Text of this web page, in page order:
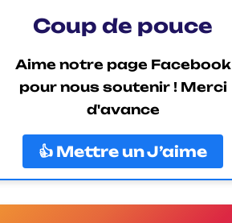
Coup de pouce
Aime notre page Facebook
pour nous soutenir ! Merci
d'avance
👍 Mettre un J’aime